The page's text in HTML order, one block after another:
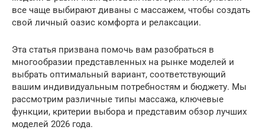
все чаще выбирают диваны с массажем, чтобы создать
свой личный оазис комфорта и релаксации.
Эта статья призвана помочь вам разобраться в
многообразии представленных на рынке моделей и
выбрать оптимальный вариант, соответствующий
вашим индивидуальным потребностям и бюджету. Мы
рассмотрим различные типы массажа, ключевые
функции, критерии выбора и представим обзор лучших
моделей 2026 года.